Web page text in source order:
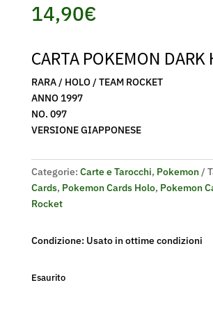
14,90€
CARTA POKEMON DARK
RARA / HOLO / TEAM ROCKET
ANNO 1997
NO. 097
VERSIONE GIAPPONESE
Categorie: Carte e Tarocchi, Pokemon
Cards, Pokemon Cards Holo, Pokemon
Rocket
Condizione: Usato in ottime condizioni
Esaurito